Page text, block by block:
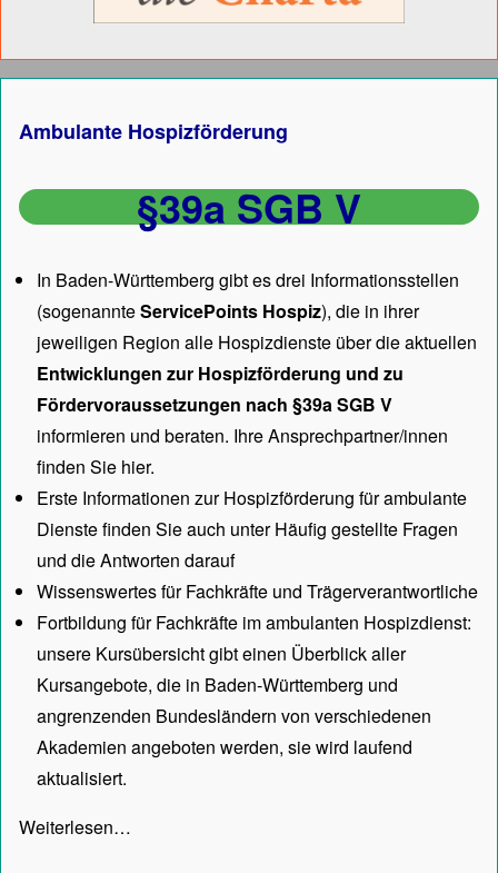
Ambulante Hospizförderung
§39a SGB V
In Baden-Württemberg gibt es drei Informationsstellen
(sogenannteServicePoints Hospiz), die in ihrer
jeweiligen Region alle Hospizdienste über die aktuellen
Entwicklungen zur Hospizförderung und zu
Fördervoraussetzungen nach §39a SGB V
informieren und beraten. Ihre Ansprechpartner/innen
finden Sie hier.
Erste Informationen zur Hospizförderung für ambulante
Dienste finden Sie auch unterHäufig gestellte Fragen
und die Antworten darauf
Wissenswertes für Fachkräfte und Trägerverantwortliche
Fortbildung für Fachkräfte im ambulanten Hospizdienst:
unsere Kursübersichtgibt einen Überblick aller
Kursangebote, die in Baden-Württemberg und
angrenzenden Bundesländern von verschiedenen
Akademien angeboten werden, sie wird laufend
aktualisiert.
Weiterlesen…